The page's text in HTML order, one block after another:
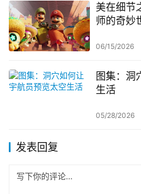
美在细节
师的奇妙
06/15/2026
图集：洞
生活
05/28/2026
发表回复